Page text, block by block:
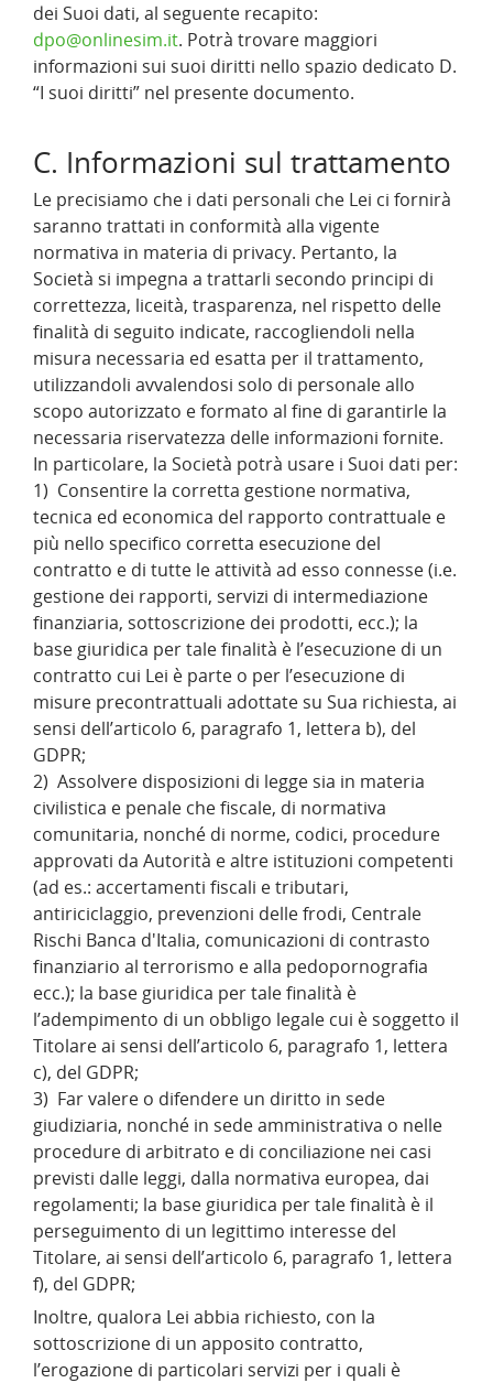
dei Suoi dati, al seguente recapito:
dpo@onlinesim.it. Potrà trovare maggiori
informazioni sui suoi diritti nello spazio dedicato D.
“I suoi diritti” nel presente documento.
C. Informazioni sul trattamento
Le precisiamo che i dati personali che Lei ci fornirà
saranno trattati in conformità alla vigente
normativa in materia di privacy. Pertanto, la
Società si impegna a trattarli secondo principi di
correttezza, liceità, trasparenza, nel rispetto delle
finalità di seguito indicate, raccogliendoli nella
misura necessaria ed esatta per il trattamento,
utilizzandoli avvalendosi solo di personale allo
scopo autorizzato e formato al fine di garantirle la
necessaria riservatezza delle informazioni fornite.
In particolare, la Società potrà usare i Suoi dati per:
1) Consentire la corretta gestione normativa,
tecnica ed economica del rapporto contrattuale e
più nello specifico corretta esecuzione del
contratto e di tutte le attività ad esso connesse (i.e.
gestione dei rapporti, servizi di intermediazione
finanziaria, sottoscrizione dei prodotti, ecc.); la
base giuridica per tale finalità è l’esecuzione di un
contratto cui Lei è parte o per l’esecuzione di
misure precontrattuali adottate su Sua richiesta, ai
sensi dell’articolo 6, paragrafo 1, lettera b), del
GDPR;
2) Assolvere disposizioni di legge sia in materia
civilistica e penale che fiscale, di normativa
comunitaria, nonché di norme, codici, procedure
approvati da Autorità e altre istituzioni competenti
(ad es.: accertamenti fiscali e tributari,
antiriciclaggio, prevenzioni delle frodi, Centrale
Rischi Banca d'Italia, comunicazioni di contrasto
finanziario al terrorismo e alla pedopornografia
ecc.); la base giuridica per tale finalità è
l’adempimento di un obbligo legale cui è soggetto il
Titolare ai sensi dell’articolo 6, paragrafo 1, lettera
c), del GDPR;
3) Far valere o difendere un diritto in sede
giudiziaria, nonché in sede amministrativa o nelle
procedure di arbitrato e di conciliazione nei casi
previsti dalle leggi, dalla normativa europea, dai
regolamenti; la base giuridica per tale finalità è il
perseguimento di un legittimo interesse del
Titolare, ai sensi dell’articolo 6, paragrafo 1, lettera
f), del GDPR;
Inoltre, qualora Lei abbia richiesto, con la
sottoscrizione di un apposito contratto,
l’erogazione di particolari servizi per i quali è